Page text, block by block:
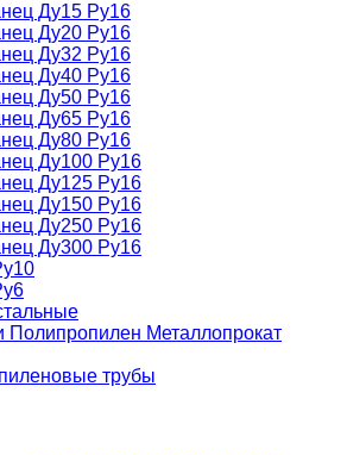
Ду15 Ру16
Ду20 Ру16
Ду32 Ру16
Ду40 Ру16
Ду50 Ру16
Ду65 Ру16
Ду80 Ру16
Ду100 Ру16
Ду125 Ру16
Ду150 Ру16
Ду250 Ру16
Ду300 Ру16
Полипропилен Металлопрокат
трубы